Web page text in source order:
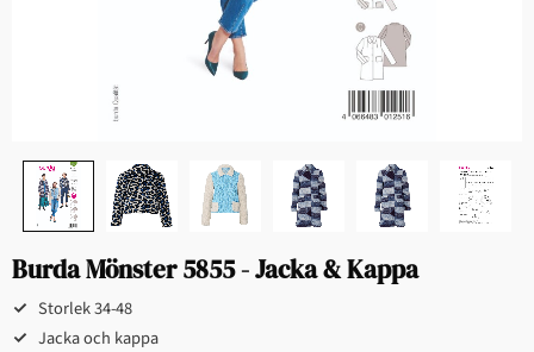
Burda Mönster 5855 - Jacka & Kappa
Storlek 34-48
Jacka och kappa